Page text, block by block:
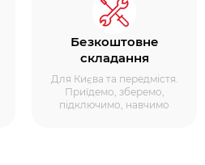
Безкоштовне
складання
Для Києва та передмістя.
Приїдемо, зберемо,
підключимо, навчимо